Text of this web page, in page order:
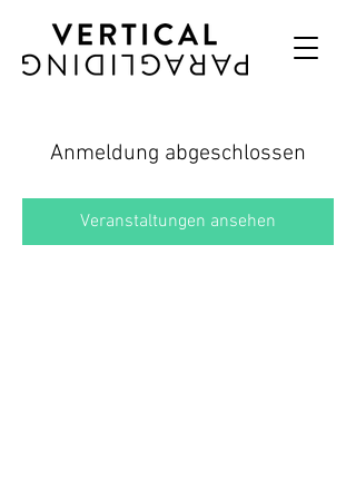
Anmeldung abgeschlossen
Veranstaltungen ansehen